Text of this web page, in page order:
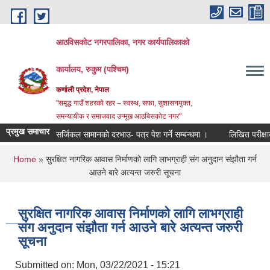
Skip to main content
आठविसकोट नगरपालिका, नगर कार्यपालिकाको
कार्यालय, रुकुम (पश्चिम)
कर्णाली प्रदेश, नेपाल
"समृद्ध गाउँ शहरको रहर – स्वस्थ, सफा, सुशासनयुक्त,
समन्यायीक र समाजवाद उन्मूख आठबिसकोट नगर"
प्रमुख समाचारसर्जिकल सामानको दरभाउ- पत्र पेश गर्ने सम्बन्धमा । लिखित परीक्षाको
You are here
Home » सुरक्षित नागरिक आवास निर्माणको लागि लाभग्राही संग अनुदान संझौता गर्न
आउने बारे अत्यन्त जरुरी सूचना
सुरक्षित नागरिक आवास निर्माणको लागि लाभग्राही
संग अनुदान संझौता गर्न आउने बारे अत्यन्त जरुरी
सूचना
Submitted on: Mon, 03/22/2021 - 15:21